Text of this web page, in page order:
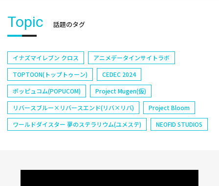
Topic 話題のタグ
イナズマイレブン クロス
アニメデータインサイトラボ
TOPTOON(トップトゥーン)
CEDEC 2024
ポッピュコム(POPUCOM)
Project Mugen(仮)
リバースブルー×リバースエンド(リバ×リバ)
Project Bloom
ワールドダイスター 夢のステラリウム(ユメステ)
NEOFID STUDIOS